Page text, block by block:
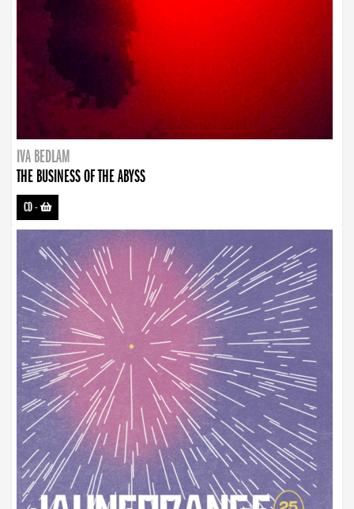
IVA BEDLAM
THE BUSINESS OF THE ABYSS
CD-